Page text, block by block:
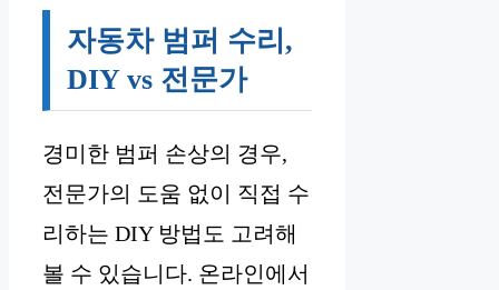
자동차 범퍼 수리,
DIY vs 전문가
경미한 범퍼 손상의 경우,
전문가의 도움 없이 직접 수
리하는 DIY 방법도 고려해
볼 수 있습니다. 온라인에서